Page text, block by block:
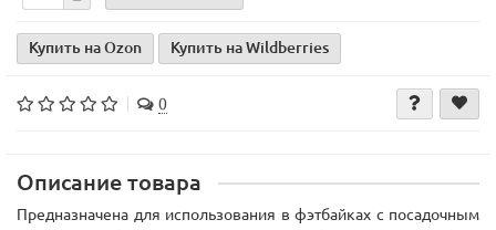
Купить на Ozon Купить на Wildberries
0
Описание товара
Предназначена для использования в фэтбайках с посадочным